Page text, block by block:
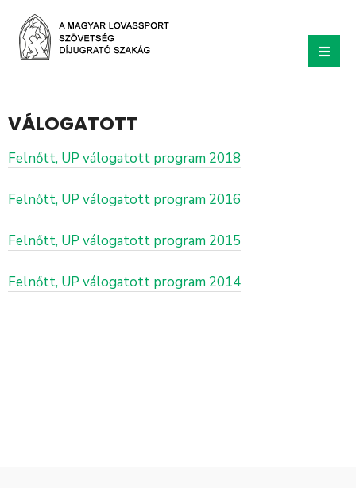
VÁLOGATOTT
Felnőtt, UP válogatott program 2018
Felnőtt, UP válogatott program 2016
Felnőtt, UP válogatott program 2015
Felnőtt, UP válogatott program 2014